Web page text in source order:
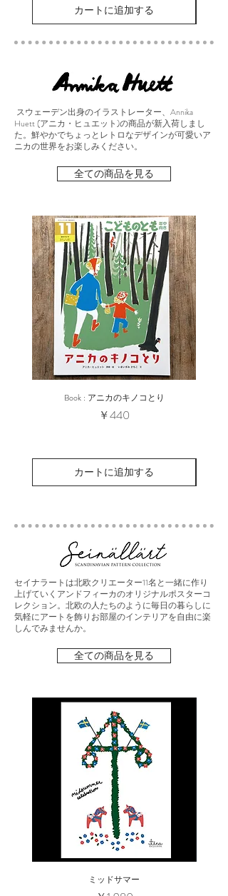
カートに追加する
スウェーデン出身のイラストレーター、Annika
Huett (アニカ・ヒュエット)の商品が新入荷しまし
た。鮮やかでちょっとレトロなデザインが可愛いア
ニカの世界をお楽しみください。
全ての商品を見る
Book : アニカのキノコとり
価格
￥440
カートに追加する
セイナラートは北欧クリエーター11名と一緒に作り
上げていくアンドフィーカのオリジナルポスターコ
レクション。北欧の人たちのように毎日の暮らしに
気軽にアートを飾りお部屋のインテリアを自由に楽
しんでみませんか。
全ての商品を見る
ミッドサマー